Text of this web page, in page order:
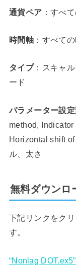
通貨ペア ：すべ
時間軸 ：すべて
タイプ：スキャ
ード
パラメーター設
method,
Horizontal shift
ル、太さ
無料ダウンロ
下記リンクをク
す。
“Nonlag